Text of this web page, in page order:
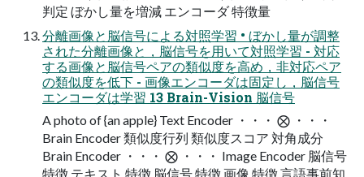
判定 ぼかし量を増減 エンコーダ 特徴量
分離画像と脳信号による対照学習 • ぼかし量が調整
された分離画像と，脳信号を用いて対照学習 - 対応
する画像と脳信号ペアの類似度を高め，非対応ペア
の類似度を低下 - 画像エンコーダは固定し，脳信号
エンコーダは学習 13 Brain-Vision 脳信号
A photo of {an apple} Text Encoder ・・・ ⨂ ・・・
Brain Encoder 類似度行列 類似度スコア 対角成分
Brain Encoder ・・・ ⨂ ・・・ Image Encoder 脳信号
特徴 テキスト 特徴 脳信号 特徴 画像 特徴 言語事前知